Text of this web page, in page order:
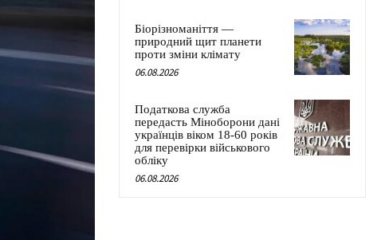
Біорізноманіття —
природний щит планети
проти зміни клімату
06.08.2026
Податкова служба
передасть Міноборони дані
українців віком 18-60 років
для перевірки військового
обліку
06.08.2026